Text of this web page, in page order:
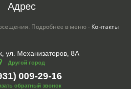
Адрес
Подробнее в меню - Контакты
ул. Механизаторов, 8А
Другой город
009-29-16
обратный звонок